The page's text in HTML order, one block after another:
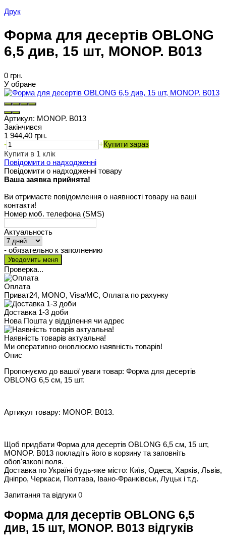
Друк
Форма для десертів OBLONG
6,5 див, 15 шт, MONOP. B013
0 грн.
У обране
Артикул: MONOP. B013
Закінчився
1 944,40 грн.
-
+Купити зараз
Купити в 1 клік
Повідомити о надходженні
Повідомити о надходженні товару
Ваша заявка прийнята!
Ви отримаєте повідомлення о наявності товару на ваші
контакти!
Номер моб. телефона (SMS)
Актуальность
- обязательно к заполнению
Проверка...
Оплата
Приват24, MONO, Visa/MC, Оплата по рахунку
Доставка 1-3 доби
Нова Пошта у відділення чи адрес
Наявність товарів актуальна!
Ми оперативно оновлюємо наявність товарів!
Опис
Пропонуємо до вашої уваги товар: Форма для десертів
OBLONG 6,5 см, 15 шт.
Артикул товару: MONOP. B013.
Щоб придбати Форма для десертів OBLONG 6,5 см, 15 шт,
MONOP. B013 покладіть його в корзину та заповніть
обов'язкові поля.
Доставка по Україні будь-яке місто: Київ, Одеса, Харків, Львів,
Дніпро, Черкаси, Полтава, Івано-Франківськ, Луцьк і т.д.
Запитання та відгуки 0
Форма для десертів OBLONG 6,5
див, 15 шт, MONOP. B013 відгуків